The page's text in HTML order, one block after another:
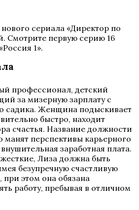
сериала «Директор по
Смотрите первую серию 16
1».
профессионал, детский
за мизерную зарплату с
садика. Женщина подыскивает
быстро, находит
счастья. Название должности
манят перспективы карьерного
заработная плата.
Лиза должна быть
безупречную счастливую
этом она обязана
работу, пребывая в отличном